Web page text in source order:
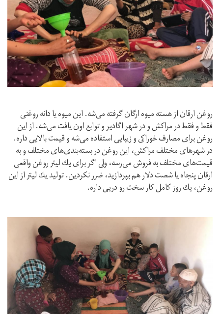
روغن ارقان از هسته ميوه ارگان گرفته مى‌شه. اين ميوه يا دانه روغنى
فقط و فقط در مراكش و در شهر اگادير و توابع اون يافت مى‌شه. از اين
روغن براى مصارف خوراكى و زيبايى استفاده مى‌شه و قيمت بالايى داره.
در شهرهاى مختلف مراكش، اين روغن در بسته‌بندى‌هاى مختلف و به
قيمت‌هاى مختلف به فروش مى‌رسه، ولى اگر براى يك ليتر روغن واقعى
ارقان پنجاه يا شصت دلار هم بپردازيد، ضرر نكردين. توليد يك ليتر از اين
روغن، يك روز كامل كار سخت رو درپى داره.